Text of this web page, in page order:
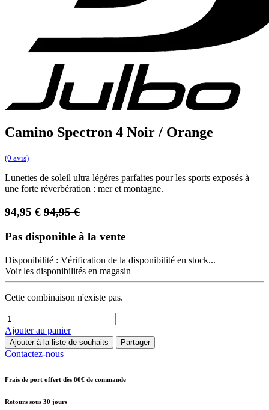
Camino Spectron 4 Noir / Orange
(0 avis)
Lunettes de soleil ultra légères parfaites pour les sports exposés à
une forte réverbération : mer et montagne.
94,95 € 94,95€
Pas disponible à la vente
Disponibilité : Vérification de la disponibilité en stock...
Voir les disponibilités en magasin
Cette combinaison n'existe pas.
Ajouter au panier
Ajouter à la liste de souhaits Partager
Contactez-nous
Frais de port offert dès 80€ de commande
Retours sous 30 jours